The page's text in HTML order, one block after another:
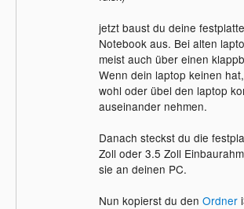
jetzt baust du deine
Notebook aus. Bei alten
meist auch über einen
Wenn dein laptop keinen
wohl oder übel den laptop
auseinander nehmen.
Danach steckst du die
Zoll oder 3.5 Zoll
sie an deinen PC.
Nun kopierst du den Ordner